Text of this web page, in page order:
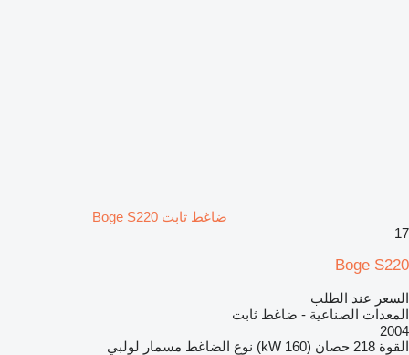
ضاغط ثابت Boge S220
17
Boge S220
السعر عند الطلب
المعدات الصناعية - ضاغط ثابت
2004
القوة 218 حصان (160 kW) نوع الضاغط مسمار لولبي